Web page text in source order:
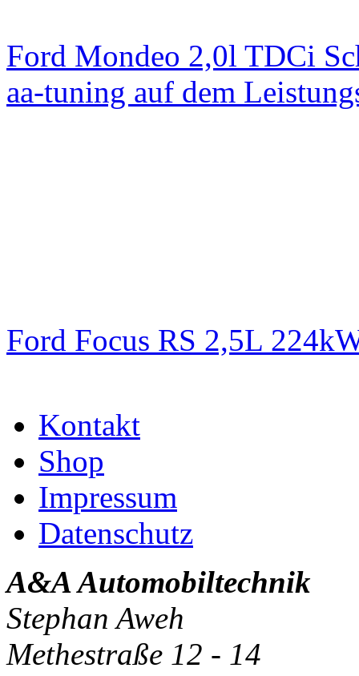
Ford Mondeo 2,0l TDCi
aa-tuning auf dem
Ford Focus RS 2,5L
Kontakt
Shop
Impressum
Datenschutz
A&A Automobiltechnik
Stephan Aweh
Methestraße 12 - 14